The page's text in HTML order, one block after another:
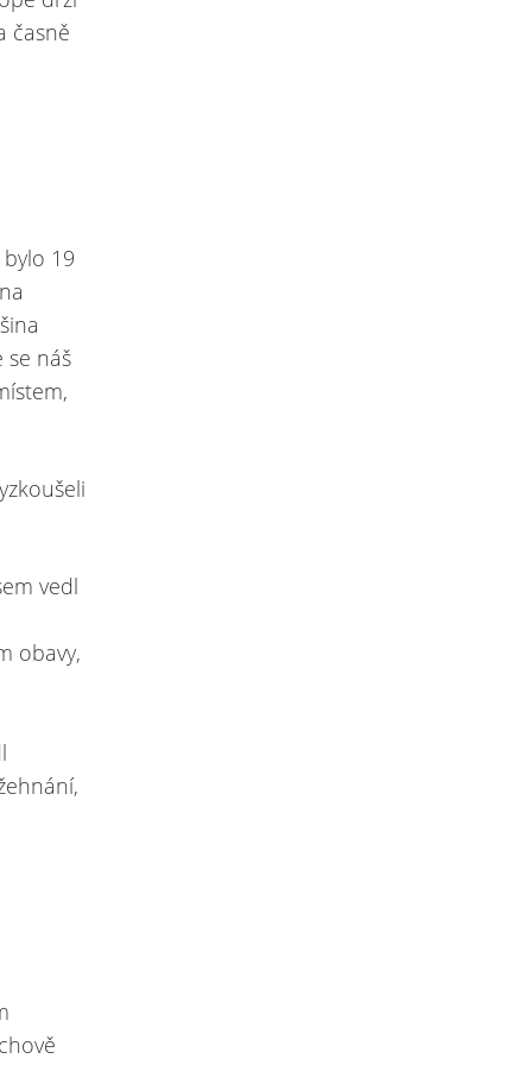
časně
19
se náš
vedl
obavy,